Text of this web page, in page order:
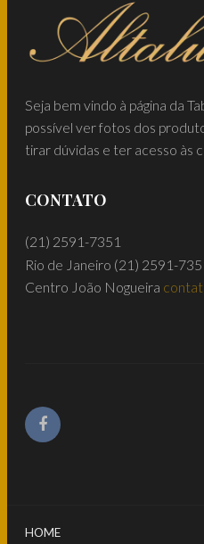
Seja bem vindo à página da
possível ver fotos dos
tirar dúvidas e ter acesso às
CONTATO
(21) 2591-7351
Rio de Janeiro (21) 2591-
Centro João Nogueira
HOME